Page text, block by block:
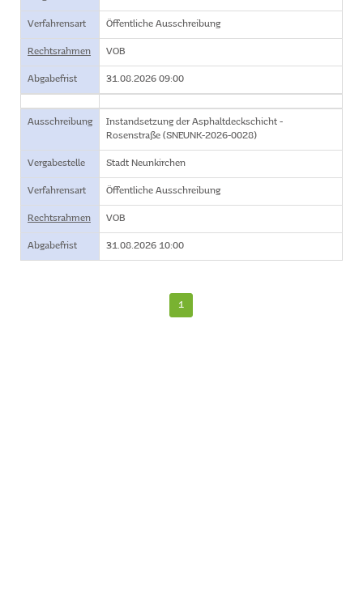
Verfahrensart Öffentliche Ausschreibung
Rechtsrahmen VOB
Abgabefrist 31.08.2026 09:00
Ausschreibung
Instandsetzung der Asphaltdeckschicht -
Rosenstraße (SNEUNK-2026-0028)
Vergabestelle Stadt Neunkirchen
Verfahrensart Öffentliche Ausschreibung
Rechtsrahmen VOB
Abgabefrist 31.08.2026 10:00
1